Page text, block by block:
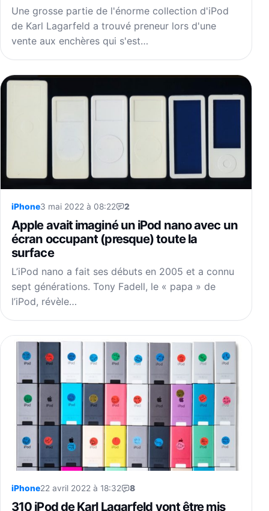
Une grosse partie de l'énorme collection d'iPod
de Karl Lagarfeld a trouvé preneur lors d'une
vente aux enchères qui s'est…
iPhone3 mai 2022 à 08:22 2
Apple avait imaginé un iPod nano avec un
écran occupant (presque) toute la
surface
L’iPod nano a fait ses débuts en 2005 et a connu
sept générations. Tony Fadell, le « papa » de
l’iPod, révèle…
iPhone22 avril 2022 à 18:32 8
310 iPod de Karl Lagarfeld vont être mis